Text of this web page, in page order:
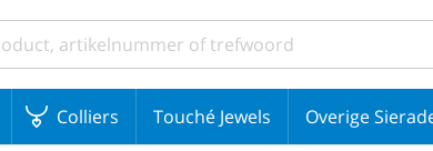
Colliers Touché Jewels Overige